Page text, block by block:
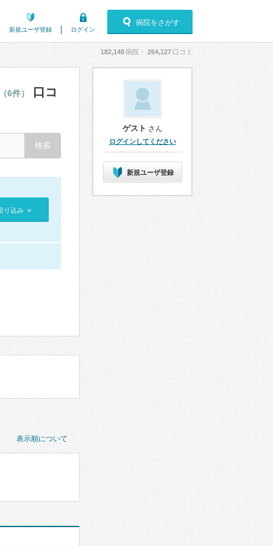
新規ユーザ登録 ログイン
病院をさがす
182,148病院・ 264,127 口コミ
6件） 口コ
り込み »
表示順について
ゲスト さん
ログインしてください
新規ユーザ登録